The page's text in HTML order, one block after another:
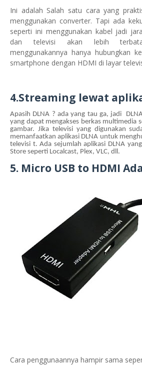
Ini adalah Salah satu cara yang
menggunakan converter. Tapi ada
seperti ini menggunakan kabel jadi
dan televisi akan lebih
menggunakannya hanya hubungkan
smartphone dengan HDMI di layar
4.Streaming lewat
Apasih DLNA ? ada yang tau ga, jadi
yang dapat mengakses berkas multimedia
gambar. Jika televisi yang digunakan
memanfaatkan aplikasi DLNA untuk
televisi t. Ada sejumlah aplikasi DLNA
Store seperti Localcast, Plex, VLC, dll.
5. Micro USB to HDMI
Cara penggunaannya hampir sama